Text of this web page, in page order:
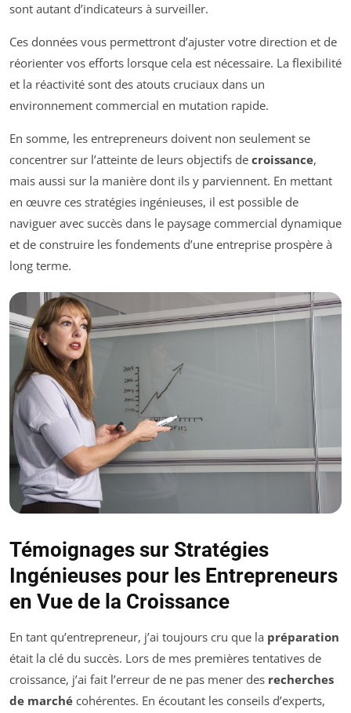
sont autant d’indicateurs à surveiller.
Ces données vous permettront d’ajuster votre direction et de
réorienter vos efforts lorsque cela est nécessaire. La flexibilité
et la réactivité sont des atouts cruciaux dans un
environnement commercial en mutation rapide.
En somme, les entrepreneurs doivent non seulement se
concentrer sur l’atteinte de leurs objectifs de croissance,
mais aussi sur la manière dont ils y parviennent. En mettant
en œuvre ces stratégies ingénieuses, il est possible de
naviguer avec succès dans le paysage commercial dynamique
et de construire les fondements d’une entreprise prospère à
long terme.
Témoignages sur Stratégies
Ingénieuses pour les Entrepreneurs
en Vue de la Croissance
En tant qu’entrepreneur, j’ai toujours cru que la préparation
était la clé du succès. Lors de mes premières tentatives de
croissance, j’ai fait l’erreur de ne pas mener des recherches
de marché cohérentes. En écoutant les conseils d’experts,